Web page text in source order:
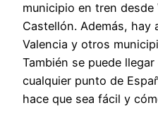
municipio en tren desde
Castellón. Además, hay
Valencia y otros
También se puede
cualquier punto de
hace que sea fácil y